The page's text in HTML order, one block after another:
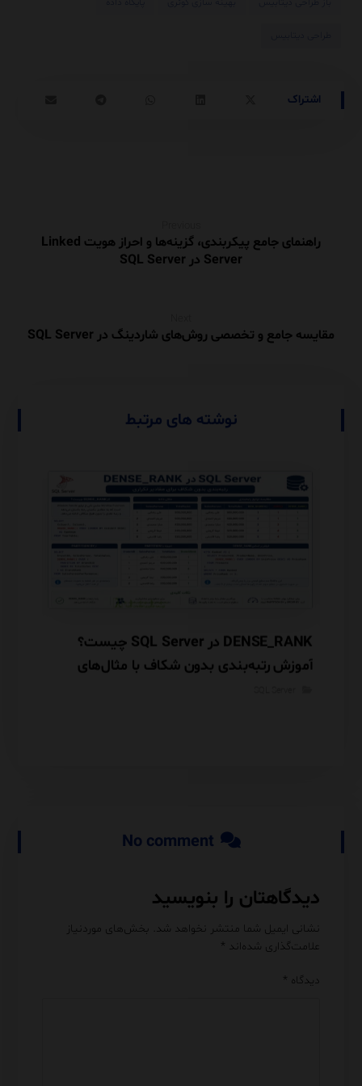
راهنمای جامع پیکربندی، گزینه‌ها و احراز هویت Linked
Server در SQL Server
مقایسه جامع و تخصصی روش‌های شاردینگ در SQL Server
نوشته های مرتبط
DENSE_RANK در SQL Server چیست؟
آموزش رتبه‌بندی بدون شکاف با مثال‌های
No comment
دیدگاهتان را بنویسید
نشانی ایمیل شما منتشر نخواهد شد. بخش‌های موردنیاز
علامت‌گذاری شده‌اند *
دیدگاه *